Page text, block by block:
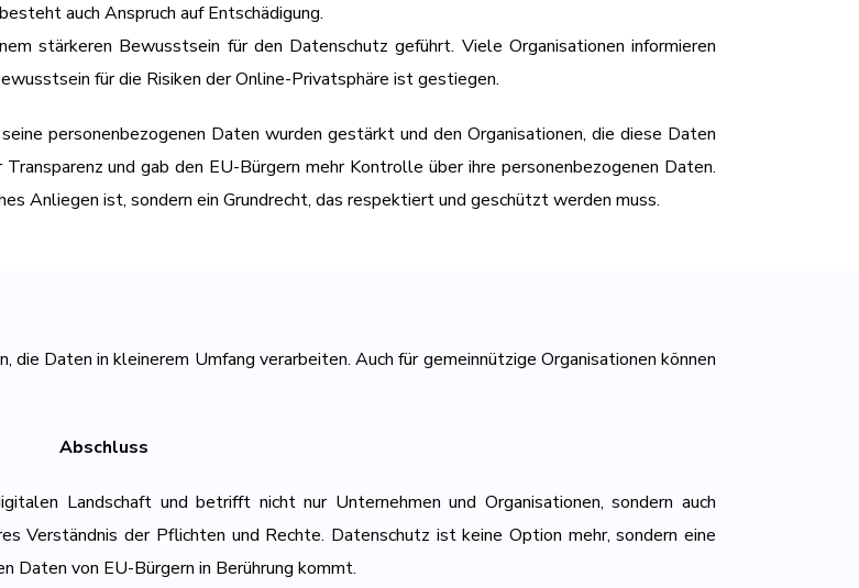
auch Anspruch auf Entschädigung.
stärkeren Bewusstsein für den Datenschutz geführt. Viele Organisationen informieren
für die Risiken der Online-Privatsphäre ist gestiegen.
personenbezogenen Daten wurden gestärkt und den Organisationen, die diese Daten
und gab den EU-Bürgern mehr Kontrolle über ihre personenbezogenen Daten.
Anliegen ist, sondern ein Grundrecht, das respektiert und geschützt werden muss.
Daten in kleinerem Umfang verarbeiten. Auch für gemeinnützige Organisationen können
Abschluss
Landschaft und betrifft nicht nur Unternehmen und Organisationen, sondern auch
Verständnis der Pflichten und Rechte. Datenschutz ist keine Option mehr, sondern eine
Daten von EU-Bürgern in Berührung kommt.